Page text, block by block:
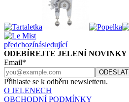
předchozínásledující
ODEBÍREJTE JELENÍ NOVINKY
Email*
Přihlaste se k odběru newsletteru.
O JELENECH
OBCHODNÍ PODMÍNKY